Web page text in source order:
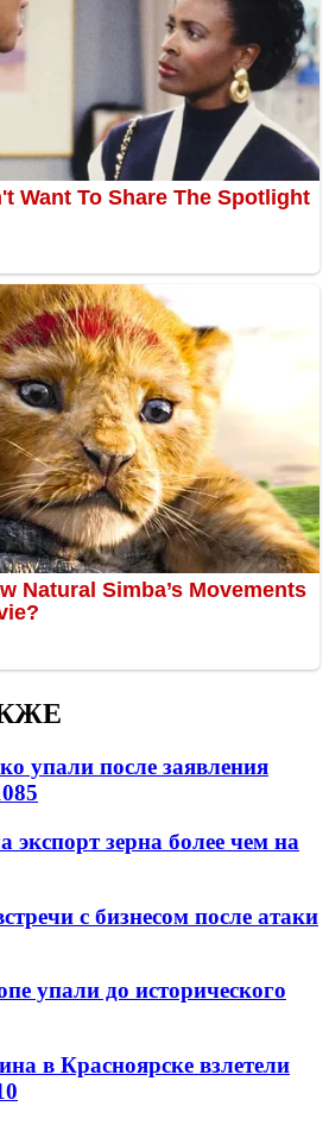
упали после заявления
экспорт зерна более чем на
с бизнесом после атаки
упали до исторического
в Красноярске взлетели